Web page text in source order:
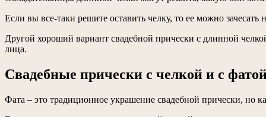
Если вы все-таки решите оставить челку, то ее можно
Другой хороший вариант свадебной прически с длинной
лица.
Свадебные прически с челкой и с
Фата – это традиционное украшение свадебной прически, но